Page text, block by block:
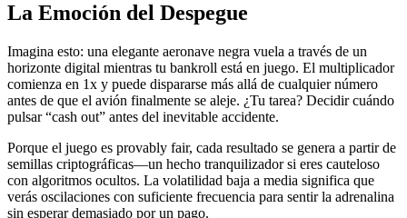
La Emoción del Despegue
Imagina esto: una elegante aeronave negra vuela a través de un
horizonte digital mientras tu bankroll está en juego. El multiplicador
comienza en 1x y puede dispararse más allá de cualquier número
antes de que el avión finalmente se aleje. ¿Tu tarea? Decidir cuándo
pulsar “cash out” antes del inevitable accidente.
Porque el juego es provably fair, cada resultado se genera a partir de
semillas criptográficas—un hecho tranquilizador si eres cauteloso
con algoritmos ocultos. La volatilidad baja a media significa que
verás oscilaciones con suficiente frecuencia para sentir la adrenalina
sin esperar demasiado por un pago.